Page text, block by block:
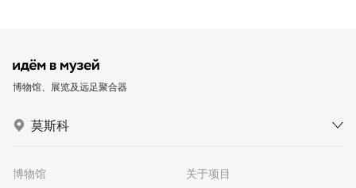
博物馆、展览及远足聚合器
莫斯科
博物馆
关于项目